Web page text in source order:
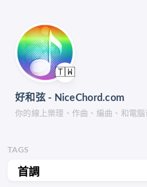
🇹🇼
好和弦 - NiceChord.com
你的線上樂理、作曲、編曲、和電腦
TAGS
首調